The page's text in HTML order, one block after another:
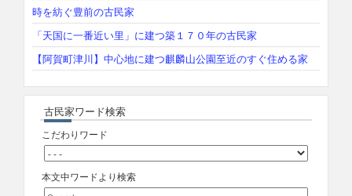
時を紡ぐ豊前の古民家
「天国に一番近い里」に建つ築１７０年の古民家
【阿賀町津川】中心地に建つ麒麟山公園至近のすぐ住める家
古民家ワード検索
こだわりワード
本文中ワードより検索